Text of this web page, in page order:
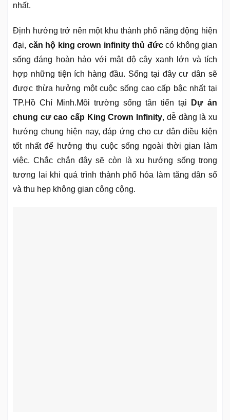
nhất.
Định hướng trở nên một khu thành phố năng động hiện
đại, căn hộ king crown infinity thủ đứccó không gian
sống đáng hoàn hảo với mật độ cây xanh lớn và tích
hợp những tiện ích hàng đầu. Sống tại đây cư dân sẽ
được thừa hưởng một cuộc sống cao cấp bậc nhất tại
TP.Hồ Chí Minh.Môi trường sống tân tiến tại
Dự án
chung cư cao cấp King Crown Infinity, dễ dàng là xu
hướng chung hiện nay, đáp ứng cho cư dân điều kiện
tốt nhất để hưởng thụ cuộc sống ngoài thời gian làm
việc. Chắc chắn đây sẽ còn là xu hướng sống trong
tương lai khi quá trình thành phố hóa làm tăng dân số
và thu hẹp không gian công cộng.